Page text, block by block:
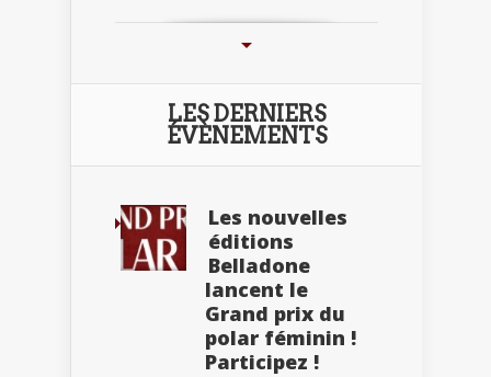
LES DERNIERS
ÉVÈNEMENTS
Les nouvelles
éditions
Belladone
lancent le
Grand prix du
polar féminin !
Participez !